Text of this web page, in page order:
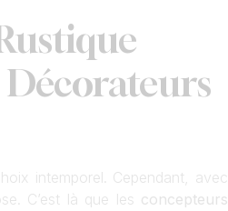
Décorateurs
intemporel. Cependant, avec
C’est là que les concepteurs